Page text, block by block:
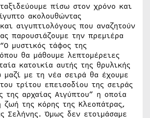
πίσω στον χρόνο και
ακολουθώντας
αιγυπτιολόγους που αναζητούν
παρουσιάζουμε την πρεμιέρα
μυστικός τάφος της
θα μάθουμε λεπτομέρειες
κατοικία αυτής της θρυλικής
με τη νέα σειρά θα έχουμε
τρίτου επεισοδίου της σειράς
της αρχαίας Αιγύπτου” η οποία
ζωή της κόρης της Κλεοπάτρας,
Σελήνης. Όμως δεν ετοιμάσαμε